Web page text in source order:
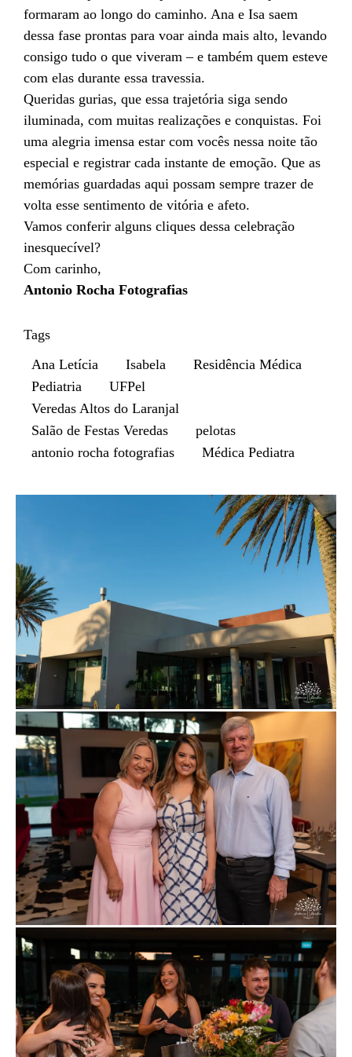
formaram ao longo do caminho. Ana e Isa saem
dessa fase prontas para voar ainda mais alto, levando
consigo tudo o que viveram – e também quem esteve
com elas durante essa travessia.
Queridas gurias, que essa trajetória siga sendo
iluminada, com muitas realizações e conquistas. Foi
uma alegria imensa estar com vocês nessa noite tão
especial e registrar cada instante de emoção. Que as
memórias guardadas aqui possam sempre trazer de
volta esse sentimento de vitória e afeto.
Vamos conferir alguns cliques dessa celebração
inesquecível?
Com carinho,
Antonio Rocha Fotografias
Tags
Ana Letícia
Isabela
Residência Médica
Pediatria
UFPel
Veredas Altos do Laranjal
Salão de Festas Veredas
pelotas
antonio rocha fotografias
Médica Pediatra